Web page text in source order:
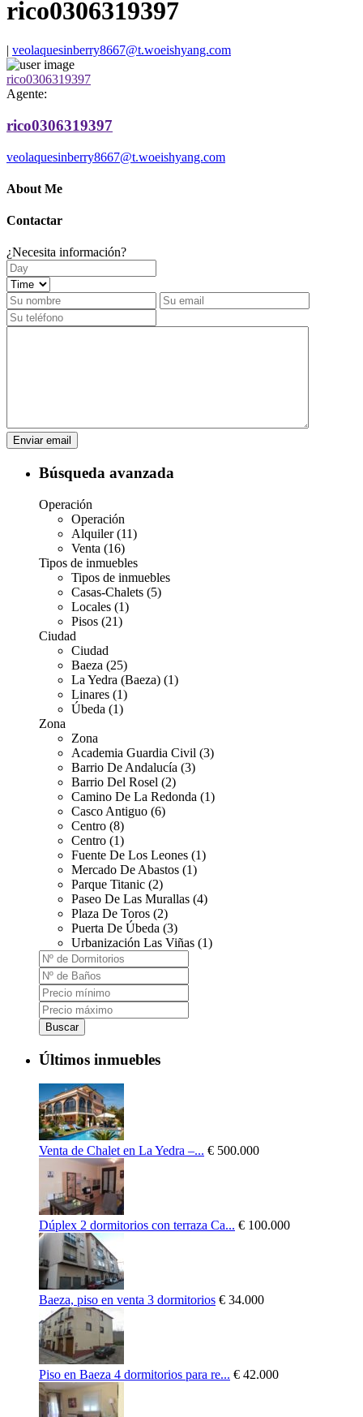
rico0306319397
| veolaquesinberry8667@t.woeishyang.com
rico0306319397
Agente:
rico0306319397
veolaquesinberry8667@t.woeishyang.com
About Me
Contactar
¿Necesita información?
Búsqueda avanzada
Operación
Operación
Alquiler (11)
Venta (16)
Tipos de inmuebles
Tipos de inmuebles
Casas-Chalets (5)
Locales (1)
Pisos (21)
Ciudad
Ciudad
Baeza (25)
La Yedra (Baeza) (1)
Linares (1)
Úbeda (1)
Zona
Zona
Academia Guardia Civil (3)
Barrio De Andalucía (3)
Barrio Del Rosel (2)
Camino De La Redonda (1)
Casco Antiguo (6)
Centro (8)
Centro (1)
Fuente De Los Leones (1)
Mercado De Abastos (1)
Parque Titanic (2)
Paseo De Las Murallas (4)
Plaza De Toros (2)
Puerta De Úbeda (3)
Urbanización Las Viñas (1)
Buscar
Últimos inmuebles
Venta de Chalet en La Yedra –... € 500.000
Dúplex 2 dormitorios con terraza Ca... € 100.000
Baeza, piso en venta 3 dormitorios € 34.000
Piso en Baeza 4 dormitorios para re... € 42.000